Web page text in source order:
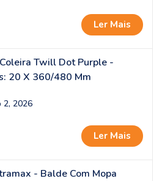
Ler Mais
Twill Dot Purple -
20 X 360/480 Mm
2, 2026
Ler Mais
- Balde Com Mopa